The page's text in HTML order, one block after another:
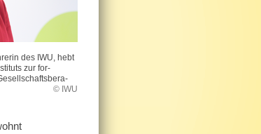
des IWU, hebt
zur for­
© IWU